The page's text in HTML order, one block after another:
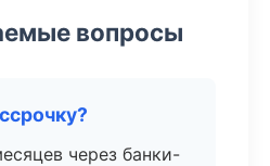
вопросы
через банки-